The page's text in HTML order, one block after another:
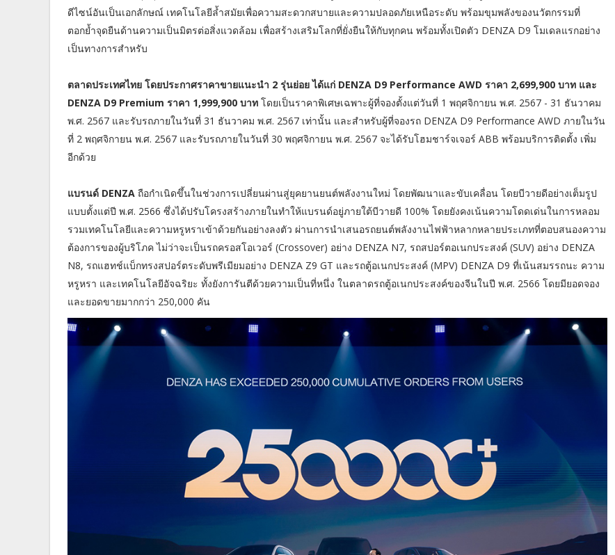
ดีไซน์อันเป็นเอกลักษณ์ เทคโนโลยีล้ำสมัยเพื่อความสะดวกสบายและความปลอดภัยเหนือระดับ พร้อมขุมพลังของนวัตกรรมที่
ตอกย้ำจุดยืนด้านความเป็นมิตรต่อสิ่งแวดล้อม เพื่อสร้างเสริมโลกที่ยั่งยืนให้กับทุกคน พร้อมทั้งเปิดตัว DENZA D9 โมเดลแรกอย่าง
เป็นทางการสำหรับ
ตลาดประเทศไทย โดยประกาศราคาขายแนะนำ 2 รุ่นย่อย ได้แก่ DENZA D9 Performance AWD ราคา 2,699,900 บาท และ
DENZA D9 Premium ราคา 1,999,900 บาท โดยเป็นราคาพิเศษเฉพาะผู้ที่จองตั้งแต่วันที่ 1 พฤศจิกายน พ.ศ. 2567 - 31 ธันวาคม
พ.ศ. 2567 และรับรถภายในวันที่ 31 ธันวาคม พ.ศ. 2567 เท่านั้น และสำหรับผู้ที่จองรถ DENZA D9 Performance AWD ภายในวัน
ที่ 2 พฤศจิกายน พ.ศ. 2567 และรับรถภายในวันที่ 30 พฤศจิกายน พ.ศ. 2567 จะได้รับโฮมชาร์จเจอร์ ABB พร้อมบริการติดตั้ง เพิ่ม
อีกด้วย
แบรนด์ DENZA ถือกำเนิดขึ้นในช่วงการเปลี่ยนผ่านสู่ยุคยานยนต์พลังงานใหม่ โดยพัฒนาและขับเคลื่อน โดยบีวายดีอย่างเต็มรูป
แบบตั้งแต่ปี พ.ศ. 2566 ซึ่งได้ปรับโครงสร้างภายในทำให้แบรนด์อยู่ภายใต้บีวายดี 100% โดยยังคงเน้นความโดดเด่นในการหลอม
รวมเทคโนโลยีและความหรูหราเข้าด้วยกันอย่างลงตัว ผ่านการนำเสนอรถยนต์พลังงานไฟฟ้าหลากหลายประเภทที่ตอบสนองความ
ต้องการของผู้บริโภค ไม่ว่าจะเป็นรถครอสโอเวอร์ (Crossover) อย่าง DENZA N7, รถสปอร์ตอเนกประสงค์ (SUV) อย่าง DENZA
N8, รถแฮทช์แบ็กทรงสปอร์ตระดับพรีเมียมอย่าง DENZA Z9 GT และรถตู้อเนกประสงค์ (MPV) DENZA D9 ที่เน้นสมรรถนะ ความ
หรูหรา และเทคโนโลยีอัจฉริยะ ทั้งยังการันตีด้วยความเป็นที่หนึ่ง ในตลาดรถตู้อเนกประสงค์ของจีนในปี พ.ศ. 2566 โดยมียอดจอง
และยอดขายมากกว่า 250,000 คัน